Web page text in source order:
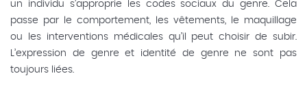
un individu s’approprie les codes sociaux du genre. Cela
passe par le comportement, les vêtements, le maquillage
ou les interventions médicales qu’il peut choisir de subir.
L’expression de genre et identité de genre ne sont pas
toujours liées.